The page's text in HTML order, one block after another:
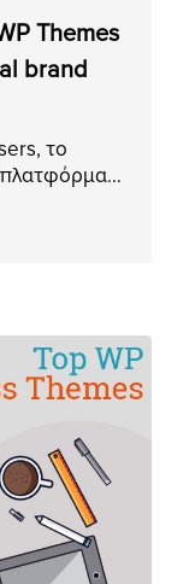
Themes
brand
το
πλατφόρμα…